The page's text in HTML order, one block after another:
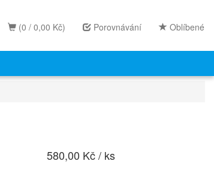
(0 / 0,00 Kč) Porovnávání Oblíbené
580,00 Kč / ks